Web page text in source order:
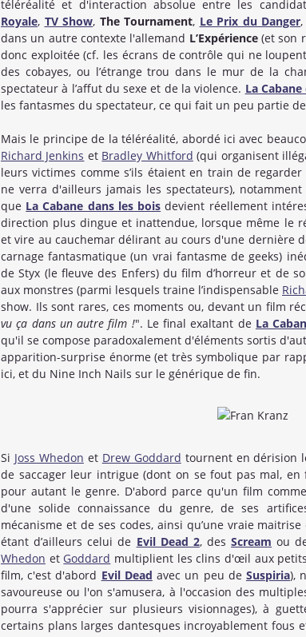
téléréalité et d'interaction absolue entre les
Royale, TV Show, The Tournament, Le Prix du Danger,
dans un autre contexte l'allemand L’Expérience(et son
donc exploitée (cf. les écrans de contrôle qui ne
des cobayes, ou l’étrange trou dans le mur de la
spectateur à l’affut du sexe et de la violence. La
les fantasmes du spectateur, ce qui fait un peu partie
Mais le principe de la téléréalité, abordé ici avec
Richard Jenkins et Bradley Whitford (qui organisent
leurs victimes comme s’ils étaient en train de
ne verra d'ailleurs jamais les spectateurs),
que La Cabane dans les bois devient réellement
direction plus dingue et inattendue, lorsque même le
et vire au cauchemar délirant au cours d'une dernière
carnage fantasmatique (un vrai fantasme de geeks)
de Styx (le fleuve des Enfers) du film d’horreur et de
aux monstres (parmi lesquels traine l’indispensable
show. Ils sont rares, ces moments ou, devant un film
vu ça dans un autre film !". Le final exaltant de La
qu'il se compose paradoxalement d'éléments sortis
apparition-surprise énorme (et très symbolique par
ici, et du Nine Inch Nails sur le générique de fin.
Si Joss Whedon et Drew Goddard tournent en dérision
de saccager leur intrigue (dont on se fout pas mal,
pour autant le genre. D'abord parce qu'un film comme
d'une solide connaissance du genre, de ses
mécanisme et de ses codes, ainsi qu’une vraie
étant d’ailleurs celui de Evil Dead 2, desScream ou
Whedon et Goddard multiplient les clins d'œil aux
film, c'est d'abord Evil Dead avec un peu de Suspiria),
savoureuse ou l'on s'amusera, à l'occasion des
pourra s'apprécier sur plusieurs visionnages), à
certains plans larges dantesques incroyablement fous